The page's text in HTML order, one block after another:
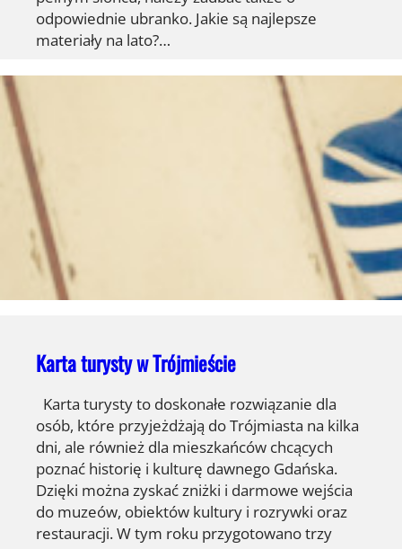
odpowiednie ubranko. Jakie są najlepsze
materiały na lato?…
Karta turysty w Trójmieście
Karta turysty to doskonałe rozwiązanie dla
osób, które przyjeżdżają do Trójmiasta na kilka
dni, ale również dla mieszkańców chcących
poznać historię i kulturę dawnego Gdańska.
Dzięki można zyskać zniżki i darmowe wejścia
do muzeów, obiektów kultury i rozrywki oraz
restauracji. W tym roku przygotowano trzy